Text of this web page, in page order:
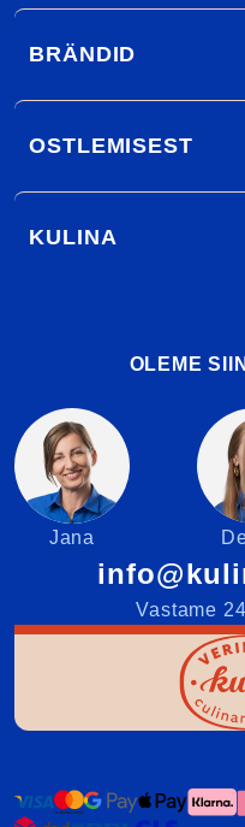
BRÄNDID
OSTLEMISEST
KULINA
OLEME
Jana
Vastame